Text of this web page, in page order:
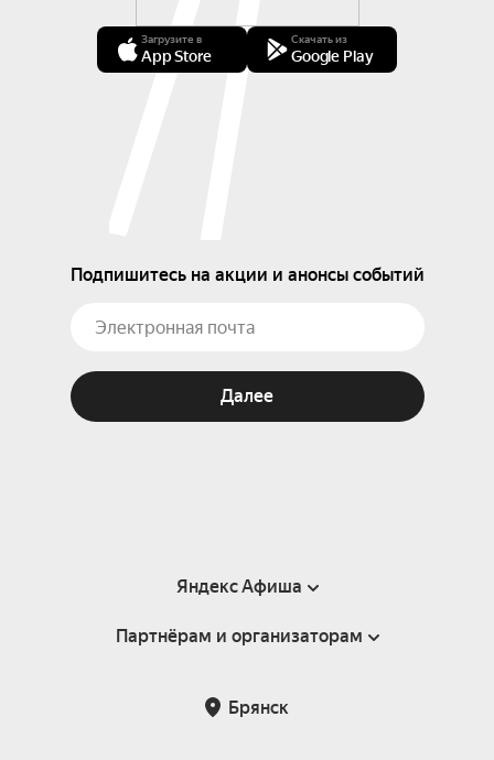
Загрузите в
App Store
Скачать из
Google Play
Подпишитесь на акции и анонсы событий
Далее
Яндекс Афиша
Справка
Подарочные сертификаты
Партнёрам и организаторам
Брянск